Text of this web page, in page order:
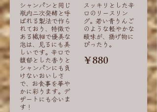
シャンパンと同じ
瓶内二次発酵と呼
ばれる製法で作ら
れており、特徴で
ある繊細で優美な
泡は、見るにも美
しいです。辛口で
馥郁とした香りと
シャンパンにも負
けないおいしさ
で、お食事を華や
かに彩ります。デ
ザートにも合いま
す！
スッキリとした辛
口のリースリン
グ。若い青りんご
のような軽やかな
酸味が、揚げ物に
ぴったり。
￥880